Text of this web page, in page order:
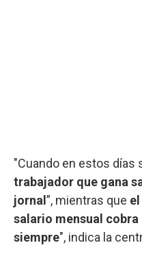
"Cuando en estos días
trabajador que gana
jornal ”, mientras que
salario mensual
siempre", indica la